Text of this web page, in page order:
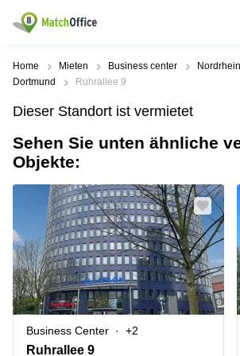
Mieten / Vermieten
Produktseiten
Büro
mieten
center
Coworking
Space
Seminarraum
Virtuelles
Büro
Beliebte
Städte
Büro
mieten
Geschäftsadresse
Hamburg
Geschäftsadresse
mieten
Düsseldorf
Geschäftsadresse
Stuttgart
Büro
Beliebte
Suchanfragen
Regus
Dortmund
Ruhrallee
Dortmund
Office Club
Ballindamm
3
Rahel-
Hirsch-
Straße
Hilfe
Über uns
Büro vermieten
Preis
Log-in
Home Mieten Business center
Dortmund
Ruhrallee 9
Dieser Standort ist vermietet
Sehen Sie unten ähnliche
Objekte:
Business Center +2
Ruhrallee 9